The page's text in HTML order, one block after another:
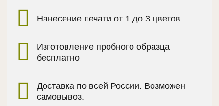
Нанесение печати от 1 до 3 цветов
Изготовление пробного образца
бесплатно
Доставка по всей России. Возможен
самовывоз.